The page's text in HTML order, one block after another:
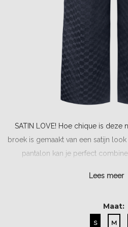
SATIN LOVE! Hoe chique is deze
broek is gemaakt van een satijn
pantalon kan je perfect
Lees meer
Lees meer
Maat:
S M